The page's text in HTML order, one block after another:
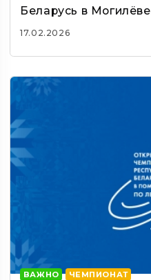
Беларусь в Могилёве
17.02.2026
ВАЖНО ЧЕМПИОНАТ